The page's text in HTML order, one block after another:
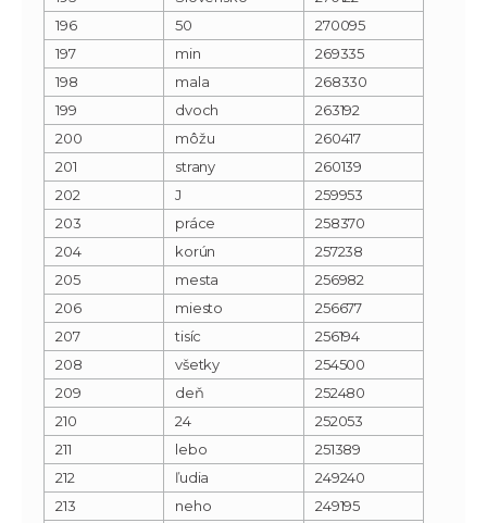
196
50
270095
197
min
269335
198
mala
268330
199
dvoch
263192
200
môžu
260417
201
strany
260139
202
J
259953
203
práce
258370
204
korún
257238
205
mesta
256982
206
miesto
256677
207
tisíc
256194
208
všetky
254500
209
deň
252480
210
24
252053
211
lebo
251389
212
ľudia
249240
213
neho
249195